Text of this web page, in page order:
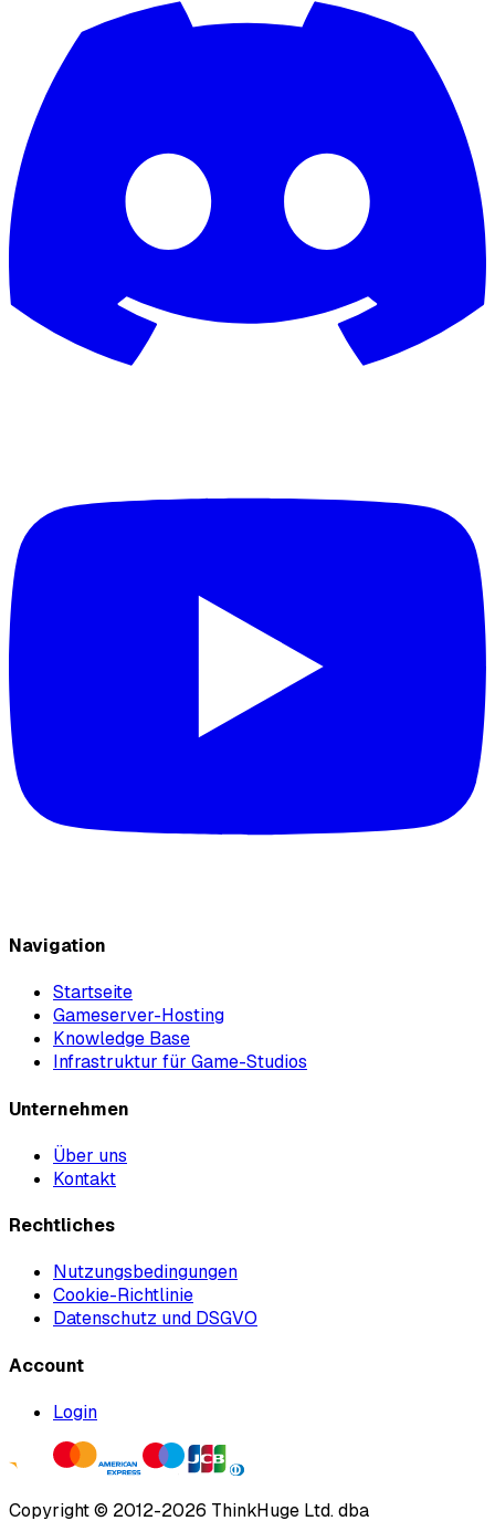
Navigation
Startseite
Gameserver-Hosting
Knowledge Base
Infrastruktur für Game-Studios
Unternehmen
Über uns
Kontakt
Rechtliches
Nutzungsbedingungen
Cookie-Richtlinie
Datenschutz und DSGVO
Account
Login
Copyright © 2012-2026 ThinkHuge Ltd.dba